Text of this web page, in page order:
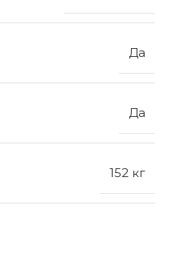
Да
Да
152 кг